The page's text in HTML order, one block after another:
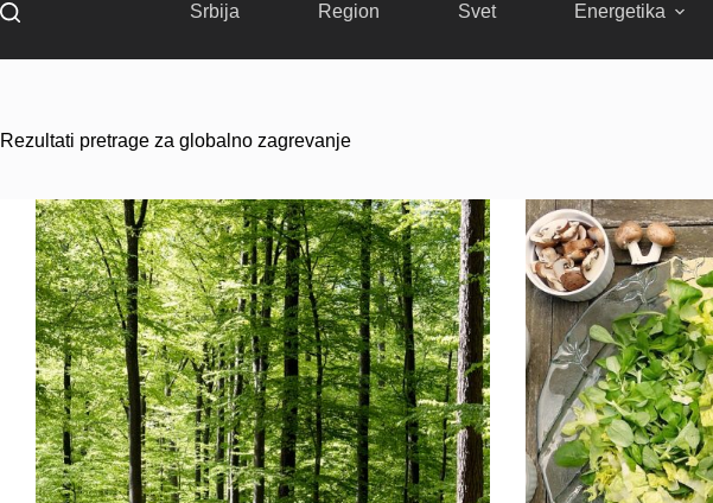
Srbija Region Svet Energetika
Rezultati pretrage za globalno zagrevanje